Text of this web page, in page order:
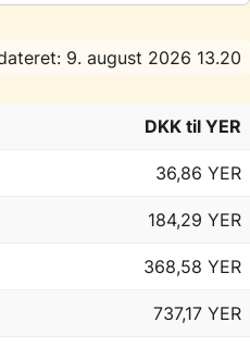
9. august 2026 13.20
DKK til YER
36,86 YER
184,29 YER
368,58 YER
737,17 YER